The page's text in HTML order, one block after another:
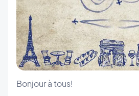
Bonjour à tous!